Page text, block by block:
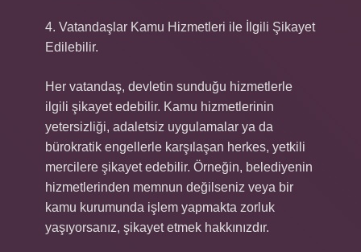
4. Vatandaşlar Kamu Hizmetleri ile İlgili Şikayet
Edilebilir.
Her vatandaş, devletin sunduğu hizmetlerle
ilgili şikayet edebilir. Kamu hizmetlerinin
yetersizliği, adaletsiz uygulamalar ya da
bürokratik engellerle karşılaşan herkes, yetkili
mercilere şikayet edebilir. Örneğin, belediyenin
hizmetlerinden memnun değilseniz veya bir
kamu kurumunda işlem yapmakta zorluk
yaşıyorsanız, şikayet etmek hakkınızdır.